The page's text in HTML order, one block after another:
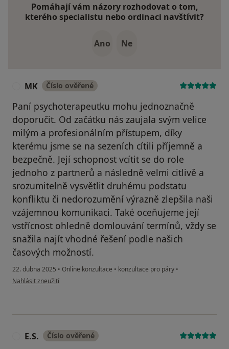
Pomáhají vám názory rozhodovat o tom,
kterého specialistu nebo ordinaci navštívit?
Ano Ne
MK Číslo ověřené
Paní psychoterapeutku mohu jednoznačně
doporučit. Od začátku nás zaujala svým velice
milým a profesionálním přístupem, díky
kterému jsme se na sezeních cítili příjemně a
bezpečně. Její schopnost vcítit se do role
jednoho z partnerů a následně velmi citlivě a
srozumitelně vysvětlit druhému podstatu
konfliktu či nedorozumění výrazně zlepšila naši
vzájemnou komunikaci. Také oceňujeme její
vstřícnost ohledně domlouvání termínů, vždy se
snažila najít vhodné řešení podle našich
časových možností.
22. dubna 2025 • Online konzultace • konzultace pro páry •
podle názoru uživatele MK
Nahlásit zneužití
E.S. Číslo ověřené